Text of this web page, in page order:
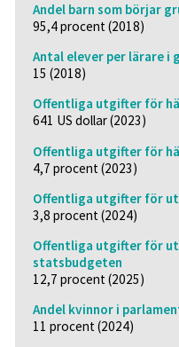
Andel barn som börjar
95,4 procent (2018)
Antal elever per lärare i
15 (2018)
Offentliga utgifter för
641 US dollar (2023)
Offentliga utgifter för
4,7 procent (2023)
Offentliga utgifter för
3,8 procent (2024)
Offentliga utgifter för
statsbudgeten
12,7 procent (2025)
Andel kvinnor i
11 procent (2024)